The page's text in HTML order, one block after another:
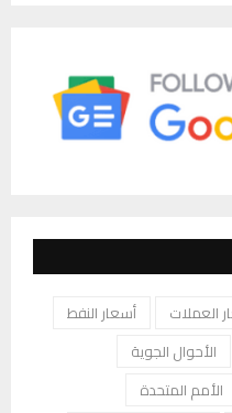
العملات
أسعار النفط
الأحوال الجوية
الأمم المتحدة